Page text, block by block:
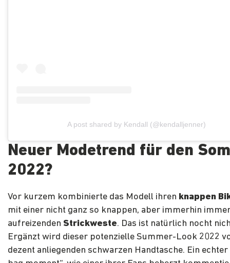
A post shared by Kendall (@kendalljenner)
Neuer Modetrend für den
2022?
Vor kurzem kombinierte das Modell ihren knappen
mit einer nicht ganz so knappen, aber immerhin
aufreizenden Strickweste. Das ist natürlich nocht
Ergänzt wird dieser potenzielle Summer-Look 2022
dezent anliegenden schwarzen Handtasche. Ein